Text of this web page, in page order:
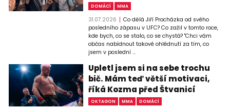
DOMÁCÍ MMA
31.07.2026
Co dělá Jiří Procházka od svého
posledního zápasu v UFC? Co zažil v tomto roce,
kde bych, co se stalo, co se chystá? "Chci vám
občas nabídnout takové ohlédnutí za tím, co
jsem v poslední ...
Upletl jsem si na sebe trochu
bič. Mám teď větší motivaci,
říká Kozma před Štvanicí
OKTAGON MMA DOMÁCÍ